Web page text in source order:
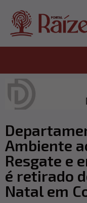
Ambiente
Resgate e
é retirado
Natal em